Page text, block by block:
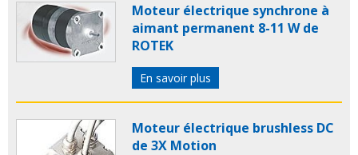
Moteur électrique synchrone à
aimant permanent 8-11 W de
ROTEK
En savoir plus
Moteur électrique brushless DC
de 3X Motion